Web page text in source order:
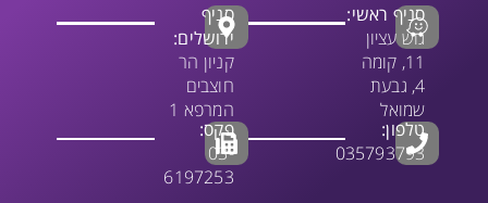
סניף ראשי:
גוש עציון
11, קומה
ירושלים:
טלפון:
035793793
6197253